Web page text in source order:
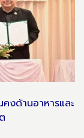
งด้านอาหารและ